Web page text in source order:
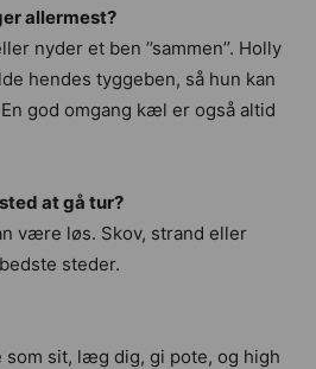
allermest?
nyder et ben ’’sammen’’. Holly
hendes tyggeben, så hun kan
god omgang kæl er også altid
at gå tur?
være løs. Skov, strand eller
steder.
sit, læg dig, gi pote, og high